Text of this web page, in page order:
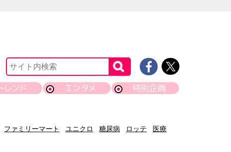
レンド エンタメ 特別企画
ファミリーマート ユニクロ 糖尿病 ロッテ
医療